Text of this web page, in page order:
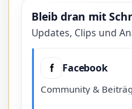
Bleib dran mit
Updates, Clips und
Facebook
Community &